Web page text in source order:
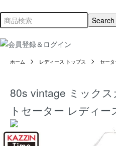
ホーム レディース トップス セータ
80s vintage ミック
トセーター レディー